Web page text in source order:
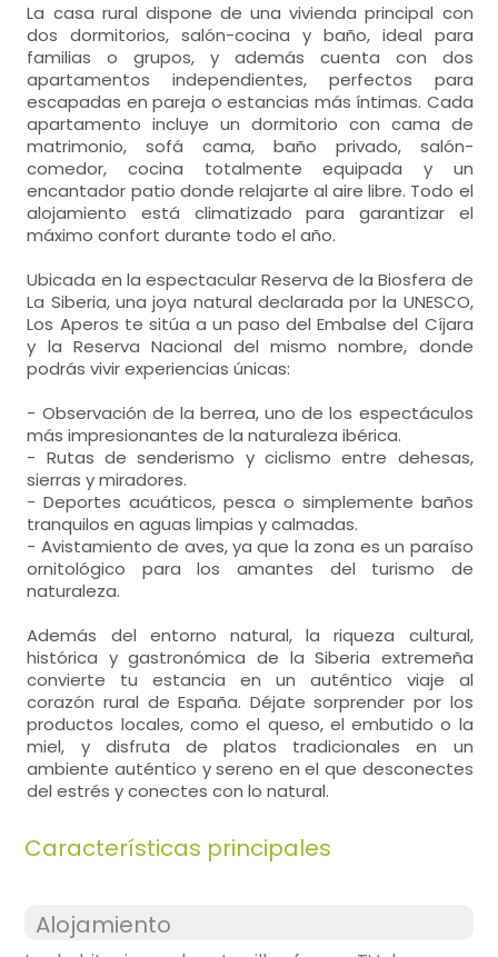
La casa rural dispone de una vivienda principal con
dos dormitorios, salón-cocina y baño, ideal para
familias o grupos, y además cuenta con dos
apartamentos independientes, perfectos para
escapadas en pareja o estancias más íntimas. Cada
apartamento incluye un dormitorio con cama de
matrimonio, sofá cama, baño privado, salón-
comedor, cocina totalmente equipada y un
encantador patio donde relajarte al aire libre. Todo el
alojamiento está climatizado para garantizar el
máximo confort durante todo el año.
Ubicada en la espectacular Reserva de la Biosfera de
La Siberia, una joya natural declarada por la UNESCO,
Los Aperos te sitúa a un paso del Embalse del Cíjara
y la Reserva Nacional del mismo nombre, donde
podrás vivir experiencias únicas:
- Observación de la berrea, uno de los espectáculos
más impresionantes de la naturaleza ibérica.
- Rutas de senderismo y ciclismo entre dehesas,
sierras y miradores.
- Deportes acuáticos, pesca o simplemente baños
tranquilos en aguas limpias y calmadas.
- Avistamiento de aves, ya que la zona es un paraíso
ornitológico para los amantes del turismo de
naturaleza.
Además del entorno natural, la riqueza cultural,
histórica y gastronómica de la Siberia extremeña
convierte tu estancia en un auténtico viaje al
corazón rural de España. Déjate sorprender por los
productos locales, como el queso, el embutido o la
miel, y disfruta de platos tradicionales en un
ambiente auténtico y sereno en el que desconectes
del estrés y conectes con lo natural.
Características principales
Alojamiento